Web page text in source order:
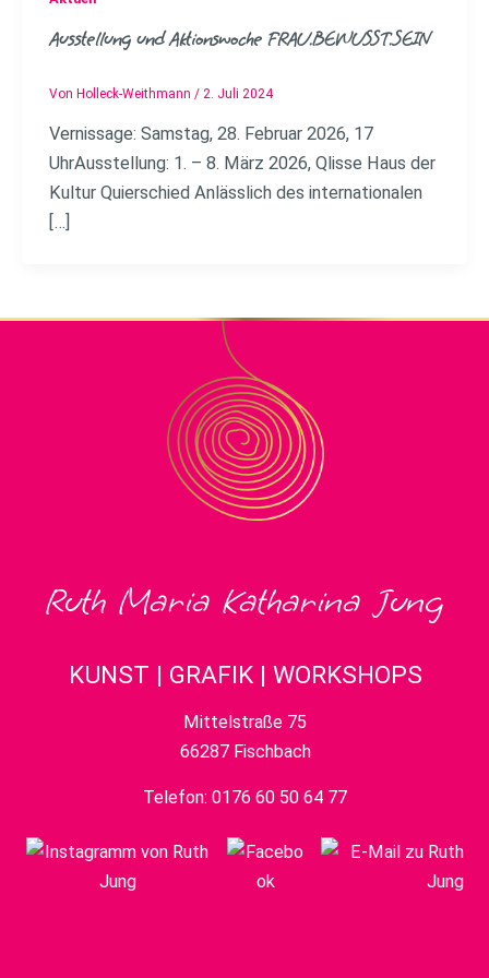
Ausstellung und Aktionswoche FRAU.BEWUSST.SEIN
Von Holleck-Weithmann / 2. Juli 2024
Vernissage: Samstag, 28. Februar 2026, 17
UhrAusstellung: 1. – 8. März 2026, Qlisse Haus der
Kultur Quierschied Anlässlich des internationalen
[…]
Ruth Maria Katharina Jung
KUNST | GRAFIK | WORKSHOPS
Mittelstraße 75
66287 Fischbach
Telefon: 0176 60 50 64 77